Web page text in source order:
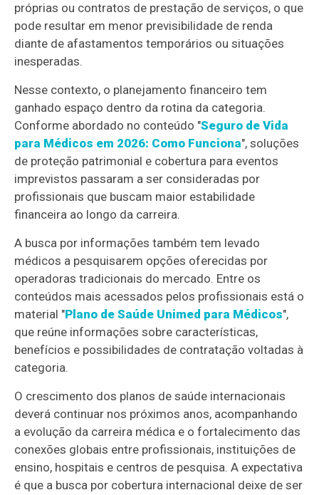
próprias ou contratos de prestação de serviços, o que
pode resultar em menor previsibilidade de renda
diante de afastamentos temporários ou situações
inesperadas.
Nesse contexto, o planejamento financeiro tem
ganhado espaço dentro da rotina da categoria.
Conforme abordado no conteúdo "Seguro de Vida
para Médicos em 2026: Como Funciona", soluções
de proteção patrimonial e cobertura para eventos
imprevistos passaram a ser consideradas por
profissionais que buscam maior estabilidade
financeira ao longo da carreira.
A busca por informações também tem levado
médicos a pesquisarem opções oferecidas por
operadoras tradicionais do mercado. Entre os
conteúdos mais acessados pelos profissionais está o
material "Plano de Saúde Unimed para Médicos",
que reúne informações sobre características,
benefícios e possibilidades de contratação voltadas à
categoria.
O crescimento dos planos de saúde internacionais
deverá continuar nos próximos anos, acompanhando
a evolução da carreira médica e o fortalecimento das
conexões globais entre profissionais, instituições de
ensino, hospitais e centros de pesquisa. A expectativa
é que a busca por cobertura internacional deixe de ser